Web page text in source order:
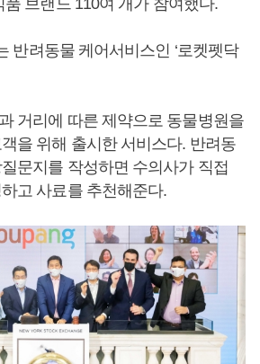
브랜드 110여 개가 참여했다.
반려동물 케어서비스인 ‘로켓펫닥
거리에 따른 제약으로 동물병원을
을 위해 출시한 서비스다. 반려동
문지를 작성하면 수의사가 직접
고 사료를 추천해준다.